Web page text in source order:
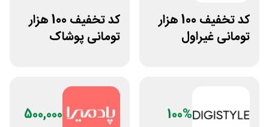
کد تخفیف 100 هزار
تومانی غیراول
کد تخفیف 100 هزار
تومانی پوشاک
100%
500,000